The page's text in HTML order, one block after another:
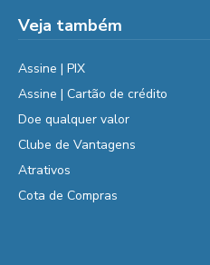
Veja também
Assine | PIX
Assine | Cartão de crédito
Doe qualquer valor
Clube de Vantagens
Atrativos
Cota de Compras